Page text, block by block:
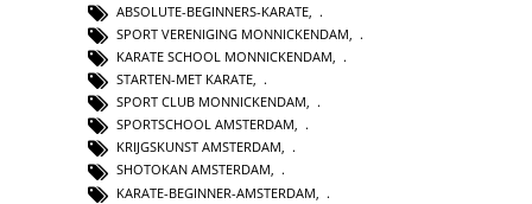
ABSOLUTE-BEGINNERS-KARATE,
SPORT VERENIGING MONNICKENDAM,
KARATE SCHOOL MONNICKENDAM,
STARTEN-MET KARATE,
SPORT CLUB MONNICKENDAM,
SPORTSCHOOL AMSTERDAM,
KRIJGSKUNST AMSTERDAM,
SHOTOKAN AMSTERDAM,
KARATE-BEGINNER-AMSTERDAM